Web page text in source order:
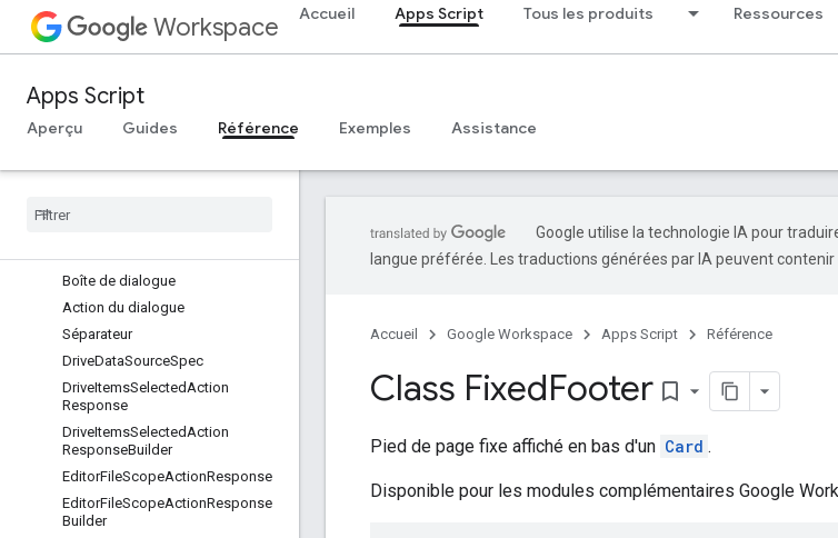
Workspace Accueil Apps Script Tous les produits Ressources
Apps Script
Aperçu Guides Référence Exemples Assistance
Colonnes
CommonWidgetAction
ComposeActionResponseBuilder
Condition
Outil de sélection de la date et de
Boîte de dialogue
Action du dialogue
Séparateur
DriveDataSourceSpec
DriveItemsSelectedAction
Response
DriveItemsSelectedAction
ResponseBuilder
EditorFileScopeActionResponse
EditorFileScopeActionResponse
Builder
Google utilise la technologie IA pour
langue préférée. Les traductions générées par IA peuvent contenir
Accueil Google Workspace Apps Script Référence
Class FixedFooter bookmark_border
Pied de page fixe affiché en bas d'un Card .
Disponible pour les modules complémentaires Google